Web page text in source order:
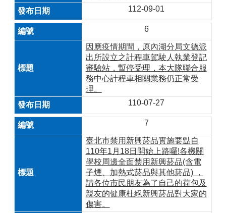
112-09-01
6
因應疫情期間，原內湖分局文德派
出所設立之計程車駕駛人執業登記
審驗站，暫停受理，本大隊聯合服
務中心計程車相關業務仍正常受
理。
110-07-27
7
臺北市禁用新興菸品實施要點自
110年1月18日開始上路囉!各機關
學校周邊全面禁用新興菸品(含電
子煙、加熱式菸品與其他菸品) ，
請各位市民朋友為了自己的荷包及
親友的健康杜絕新興菸品對大家的
傷害。